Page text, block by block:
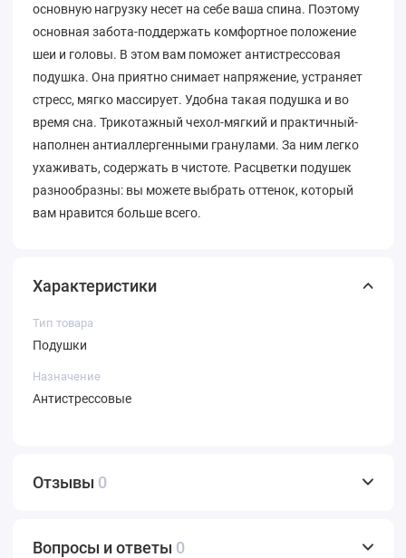
основную нагрузку несет на себе ваша спина. Поэтому
основная забота-поддержать комфортное положение
шеи и головы. В этом вам поможет антистрессовая
подушка. Она приятно снимает напряжение, устраняет
стресс, мягко массирует. Удобна такая подушка и во
время сна. Трикотажный чехол-мягкий и практичный-
наполнен антиаллергенными гранулами. За ним легко
ухаживать, содержать в чистоте. Расцветки подушек
разнообразны: вы можете выбрать оттенок, который
вам нравится больше всего.
Характеристики
Тип товара
Подушки
Назначение
Антистрессовые
Отзывы 0
Вопросы и ответы 0